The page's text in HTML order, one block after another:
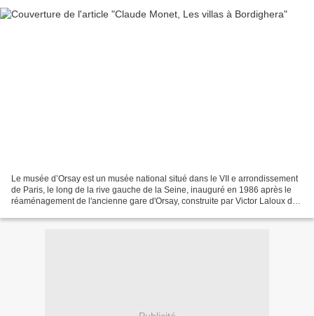
Le musée d’Orsay est un musée national situé dans le VII e arrondissement
de Paris, le long de la rive gauche de la Seine, inauguré en 1986 après le
réaménagement de l'ancienne gare d'Orsay, construite par Victor Laloux de